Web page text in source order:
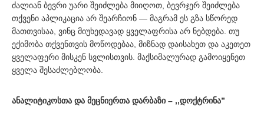
ძალიან ბევრი უარი შეიძლება მიიღოთ, ბევრჯერ შეიძლება
თქვენი აპლიკაცია არ შეარჩიონ — მაგრამ ეს გზა სწორედ
მათთვისაა, ვინც მიუხედავად ყველაფრისა არ ნებდება. თუ
ექიმობა თქვენთვის მოწოდებაა, მიზნად დაისახეთ და აკეთეთ
ყველაფერი მისკენ სვლისთვის. მაქსიმალურად გამოიყენეთ
ყველა შესაძლებლობა.
ანალიტიკოსთა და მეცნიერთა დარბაზი – ,,დოქტრინა”